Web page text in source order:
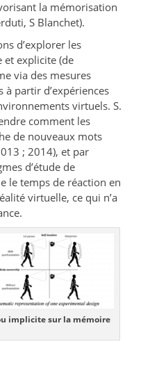
la mémorisation
S Blanchet).
d’explorer les
et explicite (de
via des mesures
partir d’expériences
virtuels. S.
comment les
de nouveaux mots
; 2014), et par
d’étude de
le temps de réaction en
virtuelle, ce qui n’a
implicite sur la mémoire